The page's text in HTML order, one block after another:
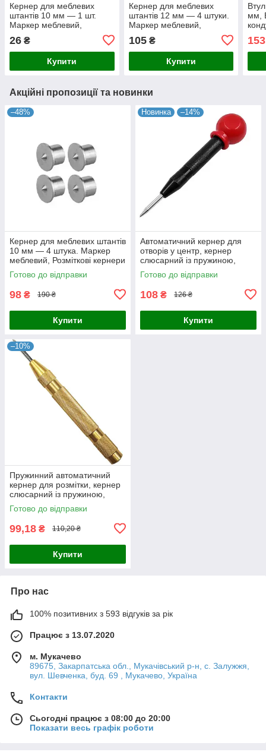
Кернер для меблевих
штантів 10 мм — 1 шт.
Маркер меблевий,
26 ₴
Купити
Кернер для меблевих
штантів 12 мм — 4 штуки.
Маркер меблевий,
105₴
Купити
мм,
153
Акційні пропозиції та новинки
–48%
Кернер для меблевих штантів
10 мм — 4 штука. Маркер
меблевий, Розміткові кернери
для штифтових з'єднань
Готово до відправки
98 ₴ 190 ₴
Купити
Новинка –14%
Автоматичний кернер для
отворів у центр, кернер
слюсарний із пружиною,
автокерн для дерева
пластику металу
Готово до відправки
108 ₴ 126 ₴
Купити
–10%
Пружинний автоматичний
кернер для розмітки, кернер
слюсарний із пружиною,
автокерн для дерева
пластику металу
Готово до відправки
99,18 ₴ 110,20 ₴
Купити
Про нас
100% позитивних з 593 відгуків за рік
Працює з 13.07.2020
м. Мукачево
89675, Закарпатська обл., Мукачівський р-н, с. Залужжя,
вул. Шевченка, буд. 69 , Мукачево, Україна
Контакти
Сьогодні працює з 08:00 до 20:00
Показати весь графік роботи